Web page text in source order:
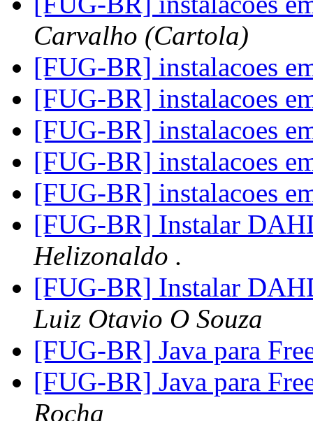
Carvalho (Cartola)
[FUG-BR] instalacoes
[FUG-BR] instalacoes
[FUG-BR] instalacoes
[FUG-BR] instalacoes
[FUG-BR] instalacoes
[FUG-BR] Instalar
Helizonaldo .
[FUG-BR] Instalar
Luiz Otavio O Souza
[FUG-BR] Java para
[FUG-BR] Java para
Rocha